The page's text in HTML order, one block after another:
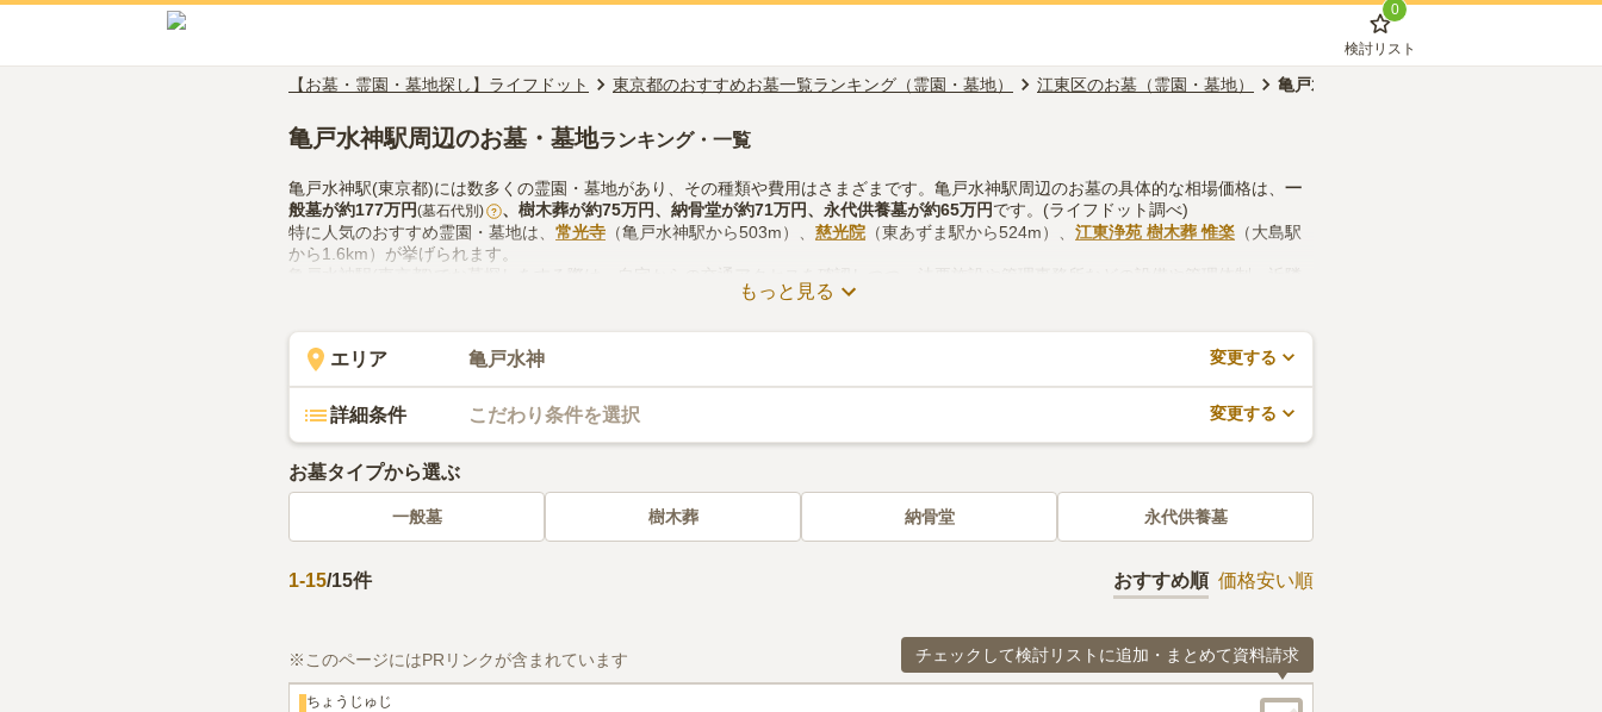
0
検討リスト
【お墓・霊園・墓地探し】ライフドット 東京都のおすすめお墓一覧ランキング（霊園・墓地） 江東区のお墓（霊園・墓地） 亀戸水神駅のお墓（霊園・墓地）
亀戸水神駅周辺のお墓・墓地ランキング・一覧
亀戸水神駅(東京都)には数多くの霊園・墓地があり、その種類や費用はさまざまです。亀戸水神駅周辺のお墓の具体的な相場価格は、 一
般墓が約177万円(墓石代別) ? 、 樹木葬が約75万円、 納骨堂が約71万円、 永代供養墓が約65万円です。(ライフドット調べ)
特に人気のおすすめ霊園・墓地は、 常光寺 （亀戸水神駅から503m）、 慈光院 （東あずま駅から524m）、 江東浄苑 樹木葬 惟楽 （大島駅
から1.6km）が挙げられます。
亀戸水神駅(東京都)でお墓探しをする際は、自宅からの交通アクセスを確認しつつ、法要施設や管理事務所などの設備や管理体制、近隣
での供花やお線香の入手方法などを考慮して選ぶとよいでしょう。資料請求や見学予約が無料でできますので、活用してみてください。
もっと見る
エリア 亀戸水神 変更する
詳細条件 こだわり条件を選択 変更する
お墓タイプから選ぶ
一般墓 樹木葬 納骨堂 永代供養墓
1-15/15件 おすすめ順 価格安い順
※このページにはPRリンクが含まれています チェックして検討リストに追加・まとめて資料請求
ちょうじゅじ